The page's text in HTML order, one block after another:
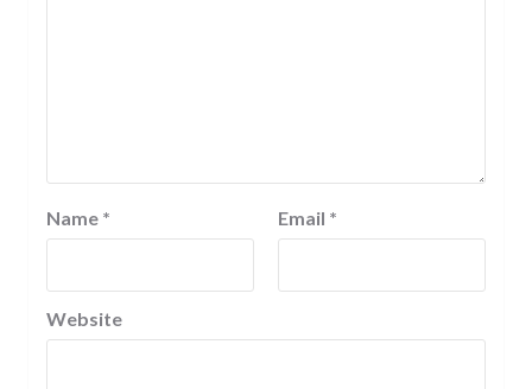
Name * Email *
Website